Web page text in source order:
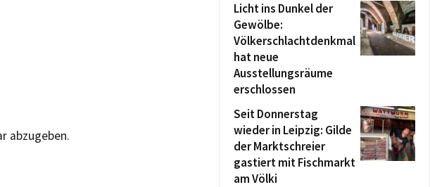
abzugeben.
Licht ins Dunkel der
Gewölbe:
Völkerschlachtdenkmal
hat neue
Ausstellungsräume
erschlossen
Seit Donnerstag
wieder in Leipzig: Gilde
der Marktschreier
gastiert mit Fischmarkt
am Völki